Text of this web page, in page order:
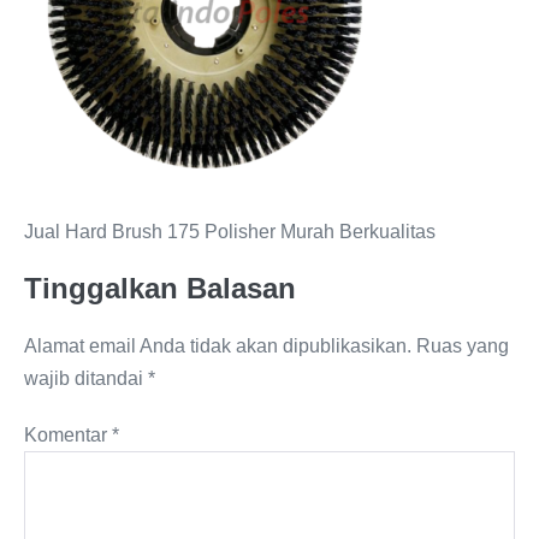
Jual Hard Brush 175 Polisher Murah Berkualitas
Tinggalkan Balasan
Alamat email Anda tidak akan dipublikasikan. Ruas yang
wajib ditandai *
Komentar *